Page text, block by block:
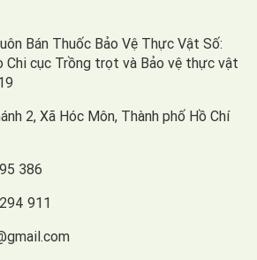
Bán Thuốc Bảo Vệ Thực Vật Số:
Chi cục Trồng trọt và Bảo vệ thực vật
2, Xã Hóc Môn, Thành phố Hồ Chí
386
911